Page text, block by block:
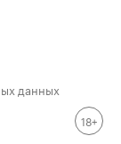
данных
18+